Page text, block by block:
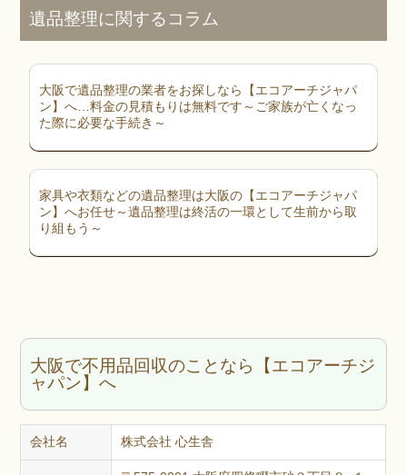
遺品整理に関するコラム
大阪で遺品整理の業者をお探しなら【エコアーチジャパ
ン】へ…料金の見積もりは無料です～ご家族が亡くなっ
た際に必要な手続き～
家具や衣類などの遺品整理は大阪の【エコアーチジャパ
ン】へお任せ～遺品整理は終活の一環として生前から取
り組もう～
大阪で不用品回収のことなら【エコアーチジ
ャパン】へ
会社名 株式会社 心生舎